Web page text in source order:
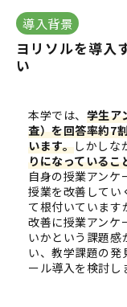
導入背景
ヨリソルを導入
い
本学では、 学生ア
査）を回答率約7
います。しかしな
りになっているこ
自身の授業アンケ
授業を改善してい
て根付いていま
改善に授業アンケ
いかという課題
い、教学課題の発
ール導入を検討し